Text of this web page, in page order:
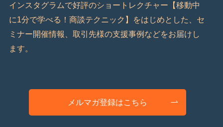
インスタグラムで好評のショートレクチャー【移動中
に1分で学べる！商談テクニック】をはじめとした、セ
ミナー開催情報、取引先様の支援事例などをお届けし
ます。
メルマガ登録はこちら